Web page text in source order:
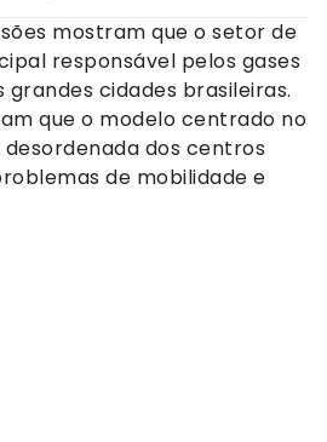
mostram que o setor de
responsável pelos gases
cidades brasileiras.
que o modelo centrado no
dos centros
de mobilidade e